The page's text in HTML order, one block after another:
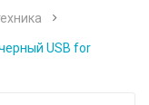
USB for